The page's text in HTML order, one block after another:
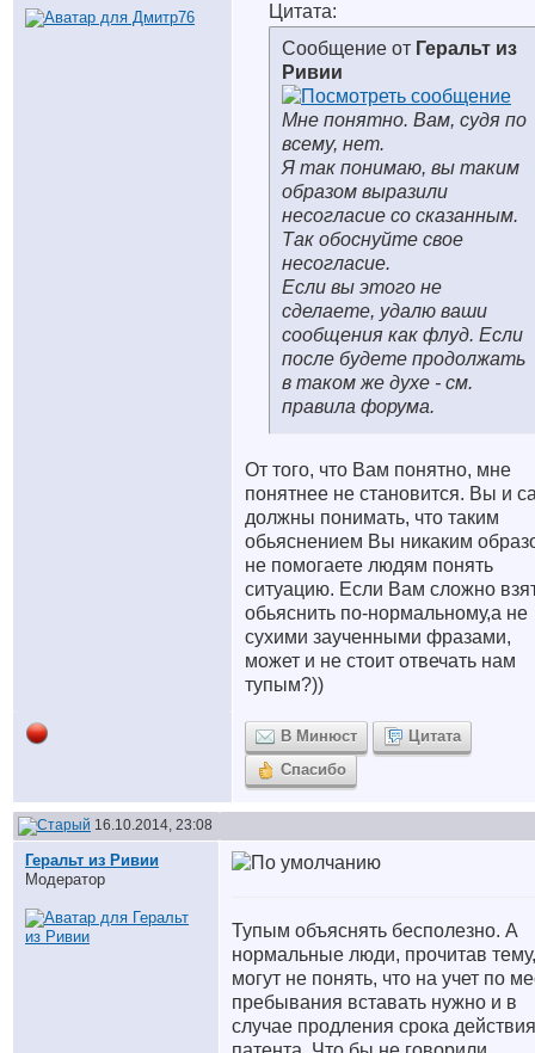
Цитата:
Сообщение от Геральт из
Ривии
Мне понятно. Вам, судя по
всему, нет.
Я так понимаю, вы таким
образом выразили
несогласие со сказанным.
Так обоснуйте свое
несогласие.
Если вы этого не
сделаете, удалю ваши
сообщения как флуд. Если
после будете продолжать
в таком же духе - см.
правила форума.
От того, что Вам понятно, мне
понятнее не становится. Вы и
должны понимать, что таким
обьяснением Вы никаким
не помогаете людям понять
ситуацию. Если Вам сложно
обьяснить по-нормальному,а не
сухими заученными фразами,
может и не стоит отвечать нам
тупым?))
В Минюст
Цитата
Спасибо
16.10.2014, 23:08
Геральт из Ривии
Модератор
Тупым объяснять бесполезно. А
нормальные люди, прочитав
могут не понять, что на учет по
пребывания вставать нужно и в
случае продления срока действия